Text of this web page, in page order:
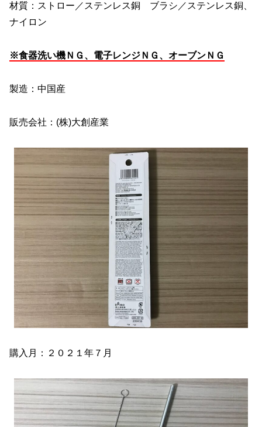
材質：ストロー／ステンレス銅 ブラシ／ステンレス銅、
ナイロン
※食器洗い機ＮＧ、電子レンジＮＧ、オーブンＮＧ
製造：中国産
販売会社：(株)大創産業
購入月：２０２１年７月